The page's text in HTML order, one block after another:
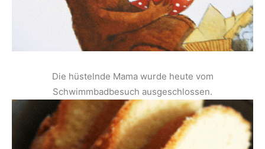
Die hüstelnde Mama wurde heute vom
Schwimmbadbesuch ausgeschlossen.